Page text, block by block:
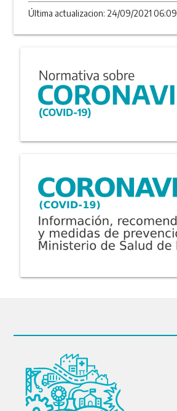
Última actualizacion: 24/09/2021 06:09